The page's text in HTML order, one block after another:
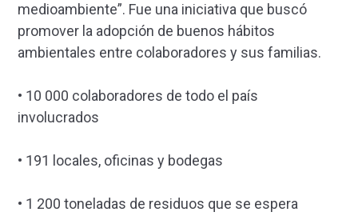
medioambiente”. Fue una iniciativa que buscó
promover la adopción de buenos hábitos
ambientales entre colaboradores y sus familias.
• 10 000 colaboradores de todo el país
involucrados
• 191 locales, oficinas y bodegas
• 1 200 toneladas de residuos que se espera